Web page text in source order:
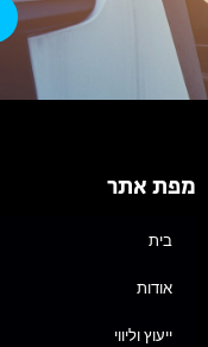
מפת אתר
בית
אודות
ייעוץ וליווי